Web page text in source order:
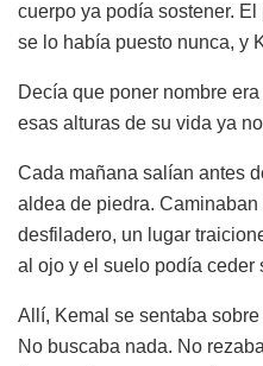
cuerpo ya podía sostener.
se lo había puesto nunca, y
Decía que poner nombre
esas alturas de su vida ya
Cada mañana salían antes
aldea de piedra. Caminaban
desfiladero, un lugar
al ojo y el suelo podía ceder
Allí, Kemal se sentaba
No buscaba nada. No